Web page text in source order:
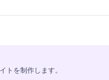
トを制作します。